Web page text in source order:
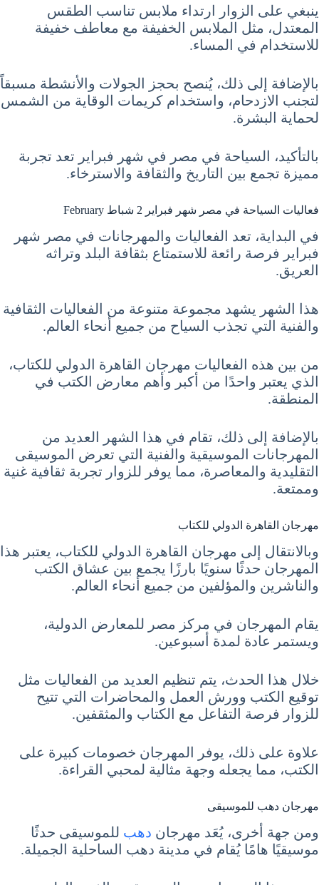
ينبغي على الزوار ارتداء ملابس تناسب الطقس
المعتدل، مثل الملابس الخفيفة مع معاطف خفيفة
للاستخدام في المساء.
بالإضافة إلى ذلك، يُنصح بحجز الجولات والأنشطة مسبقاً
لتجنب الازدحام، واستخدام كريمات الوقاية من الشمس
لحماية البشرة.
بالتأكيد، السياحة في مصر في شهر فبراير تعد تجربة
مميزة تجمع بين التاريخ والثقافة والاسترخاء.
فعاليات السياحة في مصر شهر فبراير 2 شباط February
في البداية، تعد الفعاليات والمهرجانات في مصر شهر
فبراير فرصة رائعة للاستمتاع بثقافة البلد وتراثه
العريق.
هذا الشهر يشهد مجموعة متنوعة من الفعاليات الثقافية
والفنية التي تجذب السياح من جميع أنحاء العالم.
من بين هذه الفعاليات مهرجان القاهرة الدولي للكتاب،
الذي يعتبر واحدًا من أكبر وأهم معارض الكتب في
المنطقة.
بالإضافة إلى ذلك، تقام في هذا الشهر العديد من
المهرجانات الموسيقية والفنية التي تعرض الموسيقى
التقليدية والمعاصرة، مما يوفر للزوار تجربة ثقافية غنية
وممتعة.
مهرجان القاهرة الدولي للكتاب
وبالانتقال إلى مهرجان القاهرة الدولي للكتاب، يعتبر هذا
المهرجان حدثًا سنويًا بارزًا يجمع بين عشاق الكتب
والناشرين والمؤلفين من جميع أنحاء العالم.
يقام المهرجان في مركز مصر للمعارض الدولية،
ويستمر عادة لمدة أسبوعين.
خلال هذا الحدث، يتم تنظيم العديد من الفعاليات مثل
توقيع الكتب وورش العمل والمحاضرات التي تتيح
للزوار فرصة التفاعل مع الكتاب والمثقفين.
علاوة على ذلك، يوفر المهرجان خصومات كبيرة على
الكتب، مما يجعله وجهة مثالية لمحبي القراءة.
مهرجان دهب للموسيقى
ومن جهة أخرى، يُعَد مهرجان دهب للموسيقى حدثًا
موسيقيًا هامًا يُقام في مدينة دهب الساحلية الجميلة.